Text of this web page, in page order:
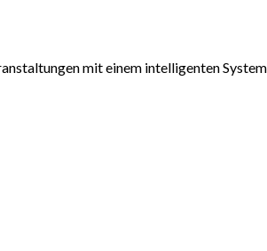
mit einem intelligenten